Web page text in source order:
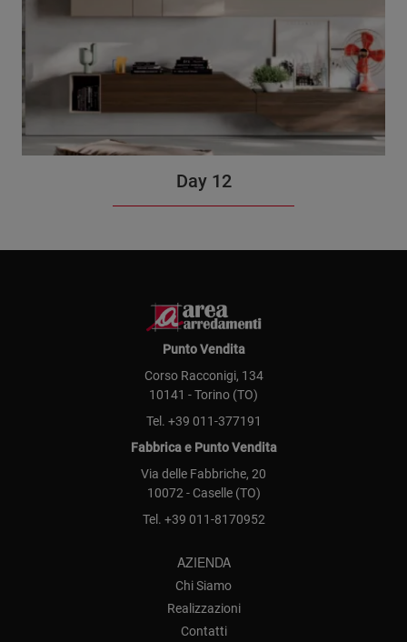
Day 12
Punto Vendita
Corso Racconigi, 134
10141 - Torino (TO)
Tel. +39 011-377191
Fabbrica e Punto Vendita
Via delle Fabbriche, 20
10072 - Caselle (TO)
Tel. +39 011-8170952
AZIENDA
Chi Siamo
Realizzazioni
Contatti